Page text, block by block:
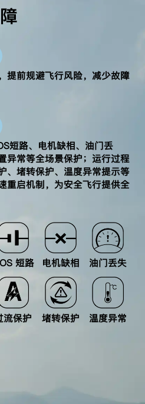
提前规避飞行风险，减少故障
短路、电机缺相、油门丢
异常等全场景保护；运行过程
、堵转保护、温度异常提示等
重启机制，为安全飞行提供全
短路 电机缺相 油门丢失
流保护 堵转保护 温度异常